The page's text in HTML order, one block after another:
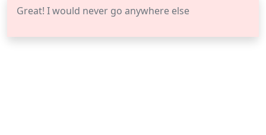
Great! I would never go anywhere else